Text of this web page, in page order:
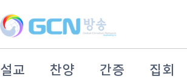
설교 찬양 간증 집회